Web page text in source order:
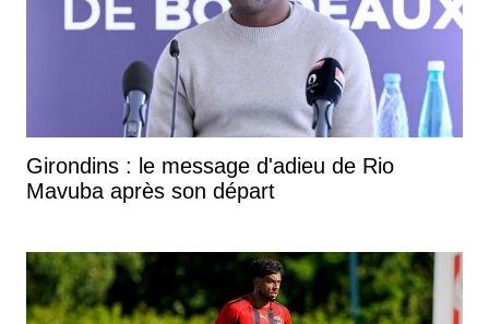
Girondins : le message d'adieu de Rio
Mavuba après son départ